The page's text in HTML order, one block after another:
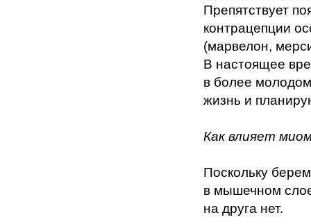
Препятствует
контрацепции
(марвелон,
В настоящее
в более
жизнь и
Как влияет
Поскольку
в мышечном
на друга нет.